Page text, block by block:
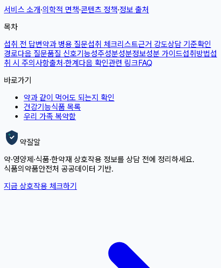
서비스 소개·의학적 면책·콘텐츠 정책·정보 출처
목차
섭취 전 답변약과 병용 질문섭취 체크리스트근거 강도상담 기준확인
경로다음 질문품질 신호기능성주성분성분정보성분 가이드섭취방법섭
취 시 주의사항출처·한계다음 확인관련 링크FAQ
바로가기
약과 같이 먹어도 되는지 확인
건강기능식품 목록
우리 가족 복약함
약잘알
약·영양제·식품·한약재 상호작용 정보를 상담 전에 정리하세요.
식품의약품안전처 공공데이터 기반.
지금 상호작용 체크하기